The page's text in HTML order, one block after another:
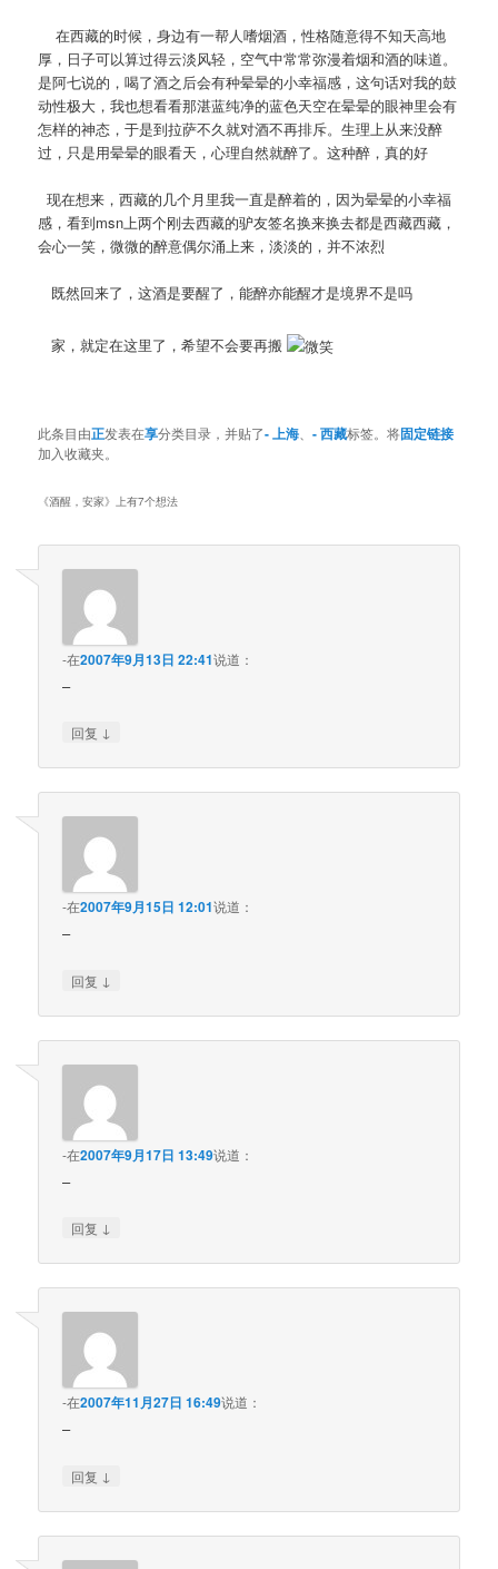
在西藏的时候，身边有一帮人嗜烟酒，性格随意得不知天高地
厚，日子可以算过得云淡风轻，空气中常常弥漫着烟和酒的味道。
是阿七说的，喝了酒之后会有种晕晕的小幸福感，这句话对我的鼓
动性极大，我也想看看那湛蓝纯净的蓝色天空在晕晕的眼神里会有
怎样的神态，于是到拉萨不久就对酒不再排斥。生理上从来没醉
过，只是用晕晕的眼看天，心理自然就醉了。这种醉，真的好
现在想来，西藏的几个月里我一直是醉着的，因为晕晕的小幸福
感，看到msn上两个刚去西藏的驴友签名换来换去都是西藏西藏，
会心一笑，微微的醉意偶尔涌上来，淡淡的，并不浓烈
既然回来了，这酒是要醒了，能醉亦能醒才是境界不是吗
家，就定在这里了，希望不会要再搬
此条目由正发表在享分类目录，并贴了- 上海 、- 西藏标签。将固定链接
加入收藏夹。
《酒醒，安家》上有7个想法
-在2007年9月13日 22:41说道：
–
回复 ↓
-在2007年9月15日 12:01说道：
–
回复 ↓
-在2007年9月17日 13:49说道：
–
回复 ↓
-在2007年11月27日 16:49说道：
–
回复 ↓